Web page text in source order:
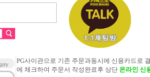
PG사이관으로 기존 주문과동시에 신용카드로
에 체크하여 주문서 작성완료후 상단 온라인 신